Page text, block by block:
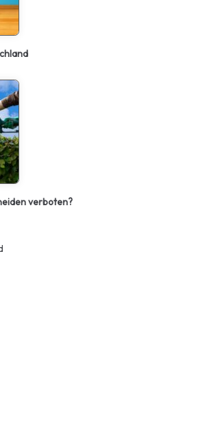
verboten?